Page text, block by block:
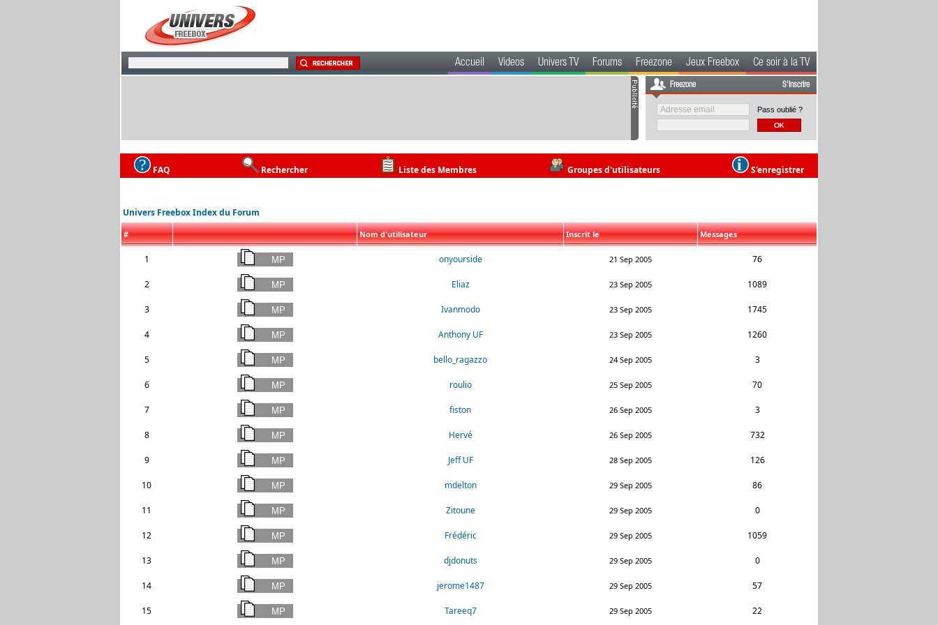
Accueil Videos Univers TV Forums Freezone Jeux Freebox Ce soir à la TV
Freezone S'inscrire
Pass oublié ?
FAQ Rechercher Liste des Membres Groupes d'utilisateurs S'enregistrer
Univers Freebox Index du Forum
# Nom d'utilisateur Inscrit le Messages
1 onyourside 21 Sep 2005 76
2 Eliaz 23 Sep 2005 1089
3 Ivanmodo 23 Sep 2005 1745
4 Anthony UF 23 Sep 2005 1260
5 bello_ragazzo 24 Sep 2005 3
6 roulio 25 Sep 2005 70
7 fiston 26 Sep 2005 3
8 Hervé 26 Sep 2005 732
9 Jeff UF 28 Sep 2005 126
10 mdelton 29 Sep 2005 86
11 Zitoune 29 Sep 2005 0
12 Frédéric 29 Sep 2005 1059
13 djdonuts 29 Sep 2005 0
14 jerome1487 29 Sep 2005 57
15 Tareeq7 29 Sep 2005 22